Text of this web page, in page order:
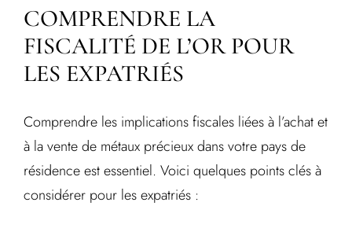
COMPRENDRE LA
FISCALITÉ DE L’OR POUR
LES EXPATRIÉS
Comprendre les implications fiscales liées à l’achat et
à la vente de métaux précieux dans votre pays de
résidence est essentiel. Voici quelques points clés à
considérer pour les expatriés :